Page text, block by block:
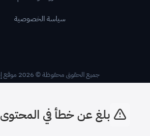
سياسة الخصوصية
جميع الحقوق محفوظة © 2026 موقع إنت عربي
بلغ عن خطأ في المحتوى